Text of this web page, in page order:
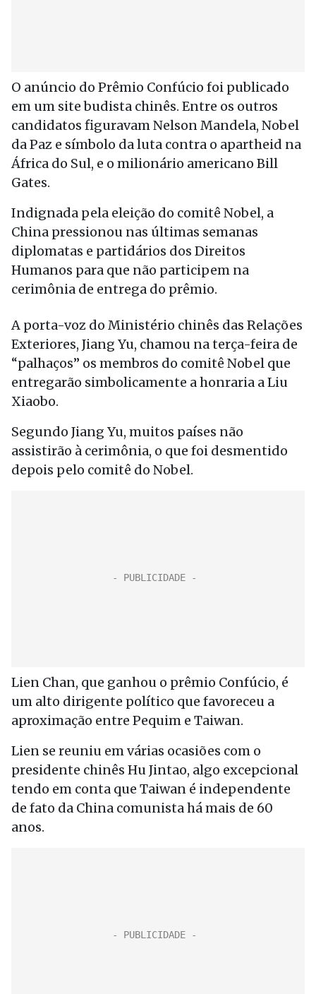
O anúncio do Prêmio Confúcio foi publicado
em um site budista chinês. Entre os outros
candidatos figuravam Nelson Mandela, Nobel
da Paz e símbolo da luta contra o apartheid na
África do Sul, e o milionário americano Bill
Gates.
Indignada pela eleição do comitê Nobel, a
China pressionou nas últimas semanas
diplomatas e partidários dos Direitos
Humanos para que não participem na
cerimônia de entrega do prêmio.
A porta-voz do Ministério chinês das Relações
Exteriores, Jiang Yu, chamou na terça-feira de
“palhaços” os membros do comitê Nobel que
entregarão simbolicamente a honraria a Liu
Xiaobo.
Segundo Jiang Yu, muitos países não
assistirão à cerimônia, o que foi desmentido
depois pelo comitê do Nobel.
Lien Chan, que ganhou o prêmio Confúcio, é
um alto dirigente político que favoreceu a
aproximação entre Pequim e Taiwan.
Lien se reuniu em várias ocasiões com o
presidente chinês Hu Jintao, algo excepcional
tendo em conta que Taiwan é independente
de fato da China comunista há mais de 60
anos.